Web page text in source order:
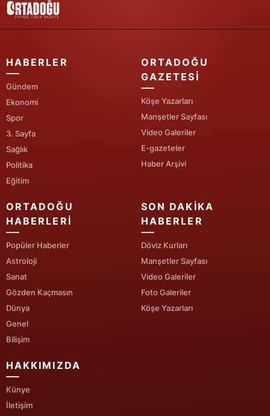
Şırnak
Bartın
Ardahan
Iğdır
Yalova
Kilis
Osmaniye
HABERLER
Gündem
Ekonomi
Spor
3. Sayfa
Sağlık
Politika
Eğitim
ORTADOĞU
GAZETESI
Köşe Yazarları
Manşetler Sayfası
Video Galeriler
E-gazeteler
Haber Arşivi
ORTADOĞU
HABERLERI
Popüler Haberler
Astroloji
Sanat
Gözden Kaçmasın
Dünya
Genel
Bilişim
SON DAKIKA
HABERLER
Döviz Kurları
Manşetler Sayfası
Video Galeriler
Foto Galeriler
Köşe Yazarları
HAKKIMIZDA
Künye
İletişim